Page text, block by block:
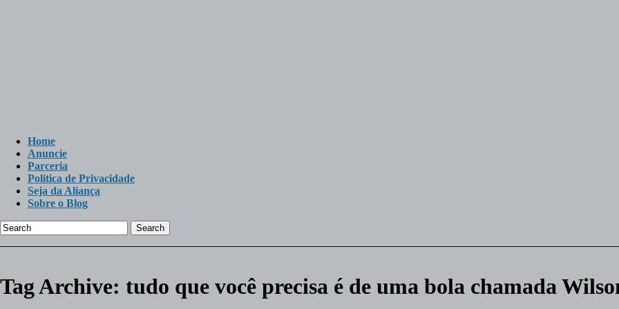
Home
Anuncie
Parceria
Politica de Privacidade
Seja da Aliança
Sobre o Blog
Search
Tag Archive: tudo que você precisa é de uma bola chamada